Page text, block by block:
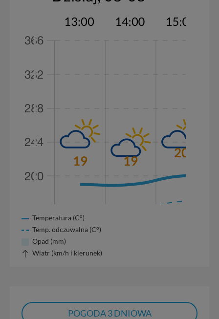
Temperatura (Co)
Temp. odczuwalna (Co)
Opad (mm)
Wiatr (km/h i kierunek)
POGODA 3 DNIOWA